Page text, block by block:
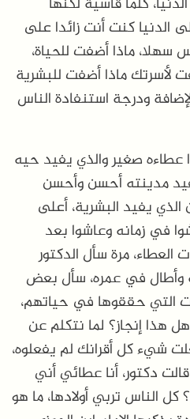
الدنيا كنت أنت زائدا على
سهلا، ماذا أضفت للحياة،
لأسرتك ماذا أضفت للبشرية
ودرجة استنفادة الناس
صغير والذي يفيد حيه
مدينته أحسن وأحسن
الذي يفيد البشرية، أعلى
في زمانه وعاشوا بعد
مرة سأل الدكتور
وأطال في عمره، سأل بعض
التي حققوها في حياتهم،
هذا إنجاز؟ لما نتكلم عن
شيء كل أقرانك لم يفعلوه،
دكتور، أنا عطائي أني
الناس تربي أولادها، ما هو